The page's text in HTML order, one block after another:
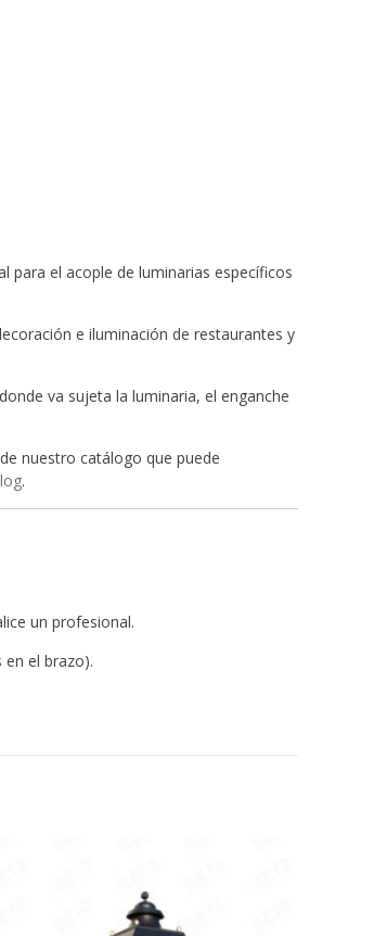
para el acople de luminarias específicos
e iluminación de restaurantes y
va sujeta la luminaria, el enganche
nuestro catálogo que puede
.
un profesional.
el brazo).